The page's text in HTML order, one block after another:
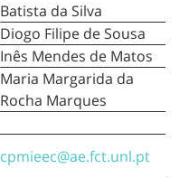
Batista da Silva
Diogo Filipe de Sousa
Inês Mendes de Matos
Maria Margarida da
Rocha Marques
cpmieec@ae.fct.unl.pt